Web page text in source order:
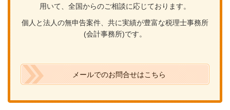
用いて、全国からのご相談に応じております。
個人と法人の無申告案件、共に実績が豊富な税理士事務所
(会計事務所)です。
メールでのお問合せはこちら